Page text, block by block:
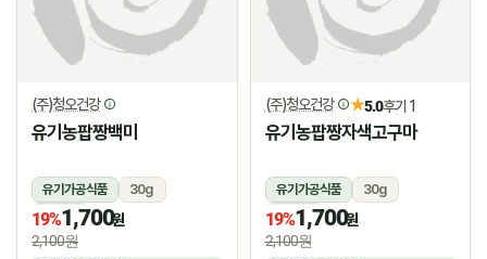
(주)청오건강
유기농팝짱백미
유기가공식품
30g
상온
19%1,700원
2,100원
(주)청오건강 ★5.0후기 1
유기농팝짱자색고구마
유기가공식품
30g
상온
19%1,700원
2,100원